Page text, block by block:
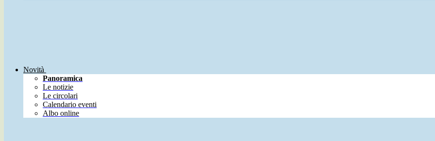
Novità
Panoramica
Le notizie
Le circolari
Calendario eventi
Albo online